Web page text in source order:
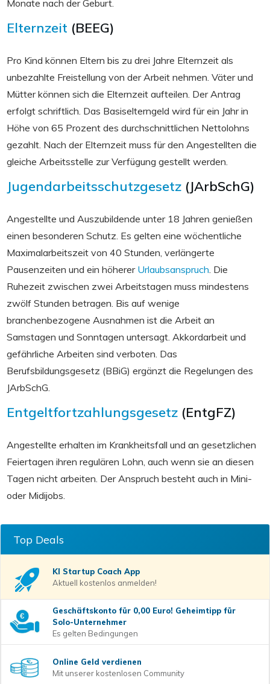
Monate nach der Geburt.
Elternzeit (BEEG)
Pro Kind können Eltern bis zu drei Jahre Elternzeit als
unbezahlte Freistellung von der Arbeit nehmen. Väter und
Mütter können sich die Elternzeit aufteilen. Der Antrag
erfolgt schriftlich. Das Basiselterngeld wird für ein Jahr in
Höhe von 65 Prozent des durchschnittlichen Nettolohns
gezahlt. Nach der Elternzeit muss für den Angestellten die
gleiche Arbeitsstelle zur Verfügung gestellt werden.
Jugendarbeitsschutzgesetz (JArbSchG)
Angestellte und Auszubildende unter 18 Jahren genießen
einen besonderen Schutz. Es gelten eine wöchentliche
Maximalarbeitszeit von 40 Stunden, verlängerte
Pausenzeiten und ein höherer Urlaubsanspruch. Die
Ruhezeit zwischen zwei Arbeitstagen muss mindestens
zwölf Stunden betragen. Bis auf wenige
branchenbezogene Ausnahmen ist die Arbeit an
Samstagen und Sonntagen untersagt. Akkordarbeit und
gefährliche Arbeiten sind verboten. Das
Berufsbildungsgesetz (BBiG) ergänzt die Regelungen des
JArbSchG.
Entgeltfortzahlungsgesetz (EntgFZ)
Angestellte erhalten im Krankheitsfall und an gesetzlichen
Feiertagen ihren regulären Lohn, auch wenn sie an diesen
Tagen nicht arbeiten. Der Anspruch besteht auch in Mini-
oder Midijobs.
Top Deals
KI Startup Coach App
Aktuell kostenlos anmelden!
Geschäftskonto für 0,00 Euro! Geheimtipp für
Solo-Unternehmer
Es gelten Bedingungen
Online Geld verdienen
Mit unserer kostenlosen Community